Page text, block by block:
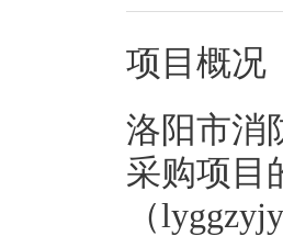
项目概况
洛阳市消
采购项目
（